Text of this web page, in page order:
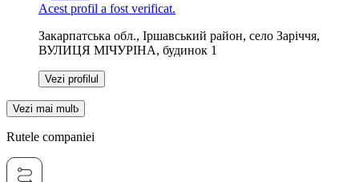
Acest profil a fost verificat.
Закарпатська обл., Іршавський район, село Заріччя,
ВУЛИЦЯ МІЧУРІНА, будинок 1
Vezi profilul
Vezi mai mult
Rutele companiei